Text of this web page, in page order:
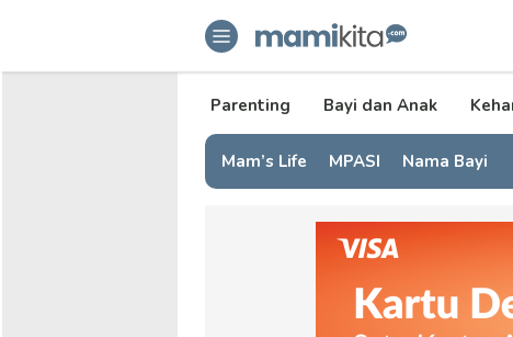
mamikita.com
Informasi Parenting untuk Mami
Parenting Bayi dan Anak
Mam’s Life MPASI Nama Bayi